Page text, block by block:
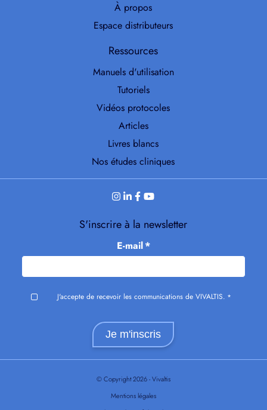
À propos
Espace distributeurs
Ressources
Manuels d'utilisation
Tutoriels
Vidéos protocoles
Articles
Livres blancs
Nos études cliniques
S'inscrire à la newsletter
E-mail*
J'accepte de recevoir les communications de VIVALTIS. *
© Copyright 2026 - Vivaltis
Mentions légales